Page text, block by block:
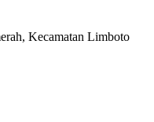
Kecamatan Limboto